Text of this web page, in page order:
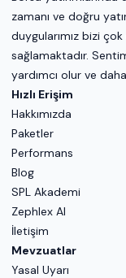
zamanı ve doğru
duygularımız bizi
sağlamaktadır.
yardımcı olur ve
Hızlı Erişim
Hakkımızda
Paketler
Performans
Blog
SPL Akademi
Zephlex AI
İletişim
Mevzuatlar
Yasal Uyarı